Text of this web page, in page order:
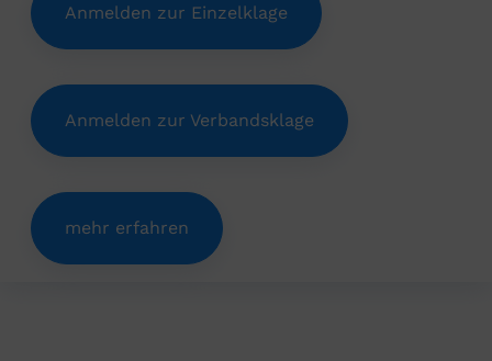
Anmelden zur Einzelklage
Anmelden zur Verbandsklage
mehr erfahren